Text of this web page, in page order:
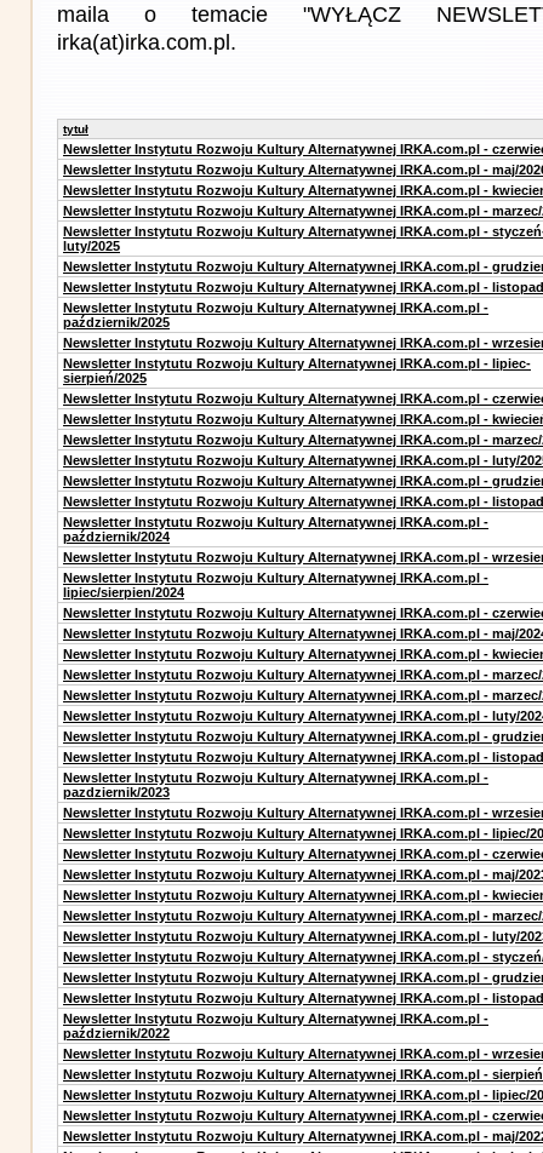
maila o temacie "WYŁĄCZ
irka(at)irka.com.pl.
tytuł
Newsletter Instytutu Rozwoju Kultury Alternatywnej IRKA.com.pl -
Newsletter Instytutu Rozwoju Kultury Alternatywnej IRKA.com.pl - maj/
Newsletter Instytutu Rozwoju Kultury Alternatywnej IRKA.com.pl -
Newsletter Instytutu Rozwoju Kultury Alternatywnej IRKA.com.pl - marzec/
Newsletter Instytutu Rozwoju Kultury Alternatywnej IRKA.com.pl -
luty/2025
Newsletter Instytutu Rozwoju Kultury Alternatywnej IRKA.com.pl -
Newsletter Instytutu Rozwoju Kultury Alternatywnej IRKA.com.pl -
Newsletter Instytutu Rozwoju Kultury Alternatywnej IRKA.com.pl -
październik/2025
Newsletter Instytutu Rozwoju Kultury Alternatywnej IRKA.com.pl -
Newsletter Instytutu Rozwoju Kultury Alternatywnej IRKA.com.pl - lipiec-
sierpień/2025
Newsletter Instytutu Rozwoju Kultury Alternatywnej IRKA.com.pl -
Newsletter Instytutu Rozwoju Kultury Alternatywnej IRKA.com.pl -
Newsletter Instytutu Rozwoju Kultury Alternatywnej IRKA.com.pl - marzec/
Newsletter Instytutu Rozwoju Kultury Alternatywnej IRKA.com.pl - luty/
Newsletter Instytutu Rozwoju Kultury Alternatywnej IRKA.com.pl -
Newsletter Instytutu Rozwoju Kultury Alternatywnej IRKA.com.pl -
Newsletter Instytutu Rozwoju Kultury Alternatywnej IRKA.com.pl -
październik/2024
Newsletter Instytutu Rozwoju Kultury Alternatywnej IRKA.com.pl -
Newsletter Instytutu Rozwoju Kultury Alternatywnej IRKA.com.pl -
lipiec/sierpien/2024
Newsletter Instytutu Rozwoju Kultury Alternatywnej IRKA.com.pl -
Newsletter Instytutu Rozwoju Kultury Alternatywnej IRKA.com.pl - maj/
Newsletter Instytutu Rozwoju Kultury Alternatywnej IRKA.com.pl -
Newsletter Instytutu Rozwoju Kultury Alternatywnej IRKA.com.pl - marzec/
Newsletter Instytutu Rozwoju Kultury Alternatywnej IRKA.com.pl - marzec/
Newsletter Instytutu Rozwoju Kultury Alternatywnej IRKA.com.pl - luty/
Newsletter Instytutu Rozwoju Kultury Alternatywnej IRKA.com.pl -
Newsletter Instytutu Rozwoju Kultury Alternatywnej IRKA.com.pl -
Newsletter Instytutu Rozwoju Kultury Alternatywnej IRKA.com.pl -
pazdziernik/2023
Newsletter Instytutu Rozwoju Kultury Alternatywnej IRKA.com.pl -
Newsletter Instytutu Rozwoju Kultury Alternatywnej IRKA.com.pl - lipiec/
Newsletter Instytutu Rozwoju Kultury Alternatywnej IRKA.com.pl -
Newsletter Instytutu Rozwoju Kultury Alternatywnej IRKA.com.pl - maj/
Newsletter Instytutu Rozwoju Kultury Alternatywnej IRKA.com.pl -
Newsletter Instytutu Rozwoju Kultury Alternatywnej IRKA.com.pl - marzec/
Newsletter Instytutu Rozwoju Kultury Alternatywnej IRKA.com.pl - luty/
Newsletter Instytutu Rozwoju Kultury Alternatywnej IRKA.com.pl -
Newsletter Instytutu Rozwoju Kultury Alternatywnej IRKA.com.pl -
Newsletter Instytutu Rozwoju Kultury Alternatywnej IRKA.com.pl -
Newsletter Instytutu Rozwoju Kultury Alternatywnej IRKA.com.pl -
październik/2022
Newsletter Instytutu Rozwoju Kultury Alternatywnej IRKA.com.pl -
Newsletter Instytutu Rozwoju Kultury Alternatywnej IRKA.com.pl -
Newsletter Instytutu Rozwoju Kultury Alternatywnej IRKA.com.pl - lipiec/
Newsletter Instytutu Rozwoju Kultury Alternatywnej IRKA.com.pl -
Newsletter Instytutu Rozwoju Kultury Alternatywnej IRKA.com.pl - maj/